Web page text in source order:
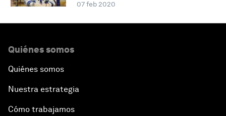
07 feb 2020
Quiénes somos
Quiénes somos
Nuestra estrategia
Cómo trabajamos